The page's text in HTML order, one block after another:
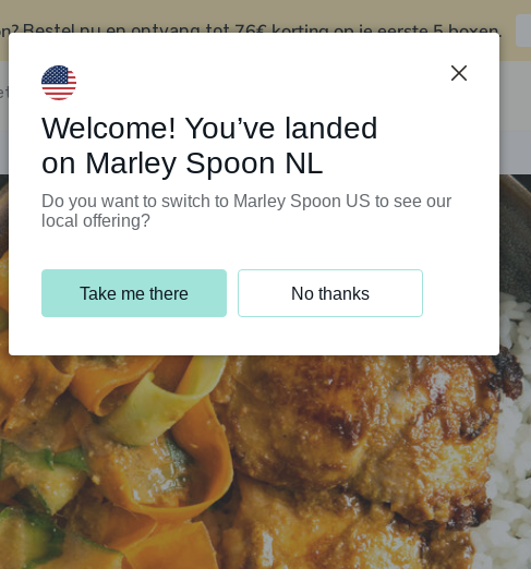
Bestel nu en ontvang tot76€ korting op je eerste 5 boxen.
Klantenservice
Welcome! You’ve landed
on Marley Spoon NL
Do you want to switch to Marley Spoon US to see our
local offering?
Take me there No thanks